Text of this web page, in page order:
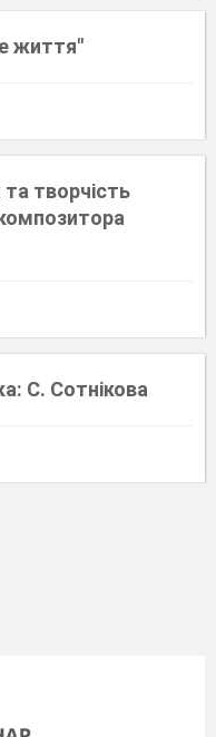
життя"
творчість
С. Сотнікова